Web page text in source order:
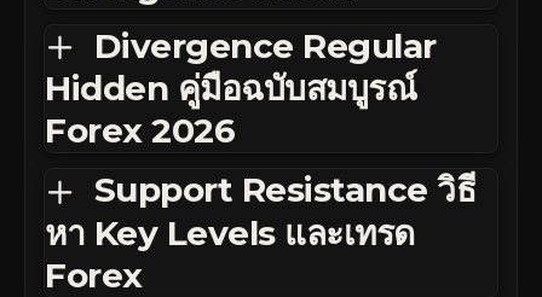
Divergence Regular
Hidden คู่มือฉบับสมบูรณ์
Forex 2026
Support Resistance วิธี
หา Key Levels และเทรด
Forex